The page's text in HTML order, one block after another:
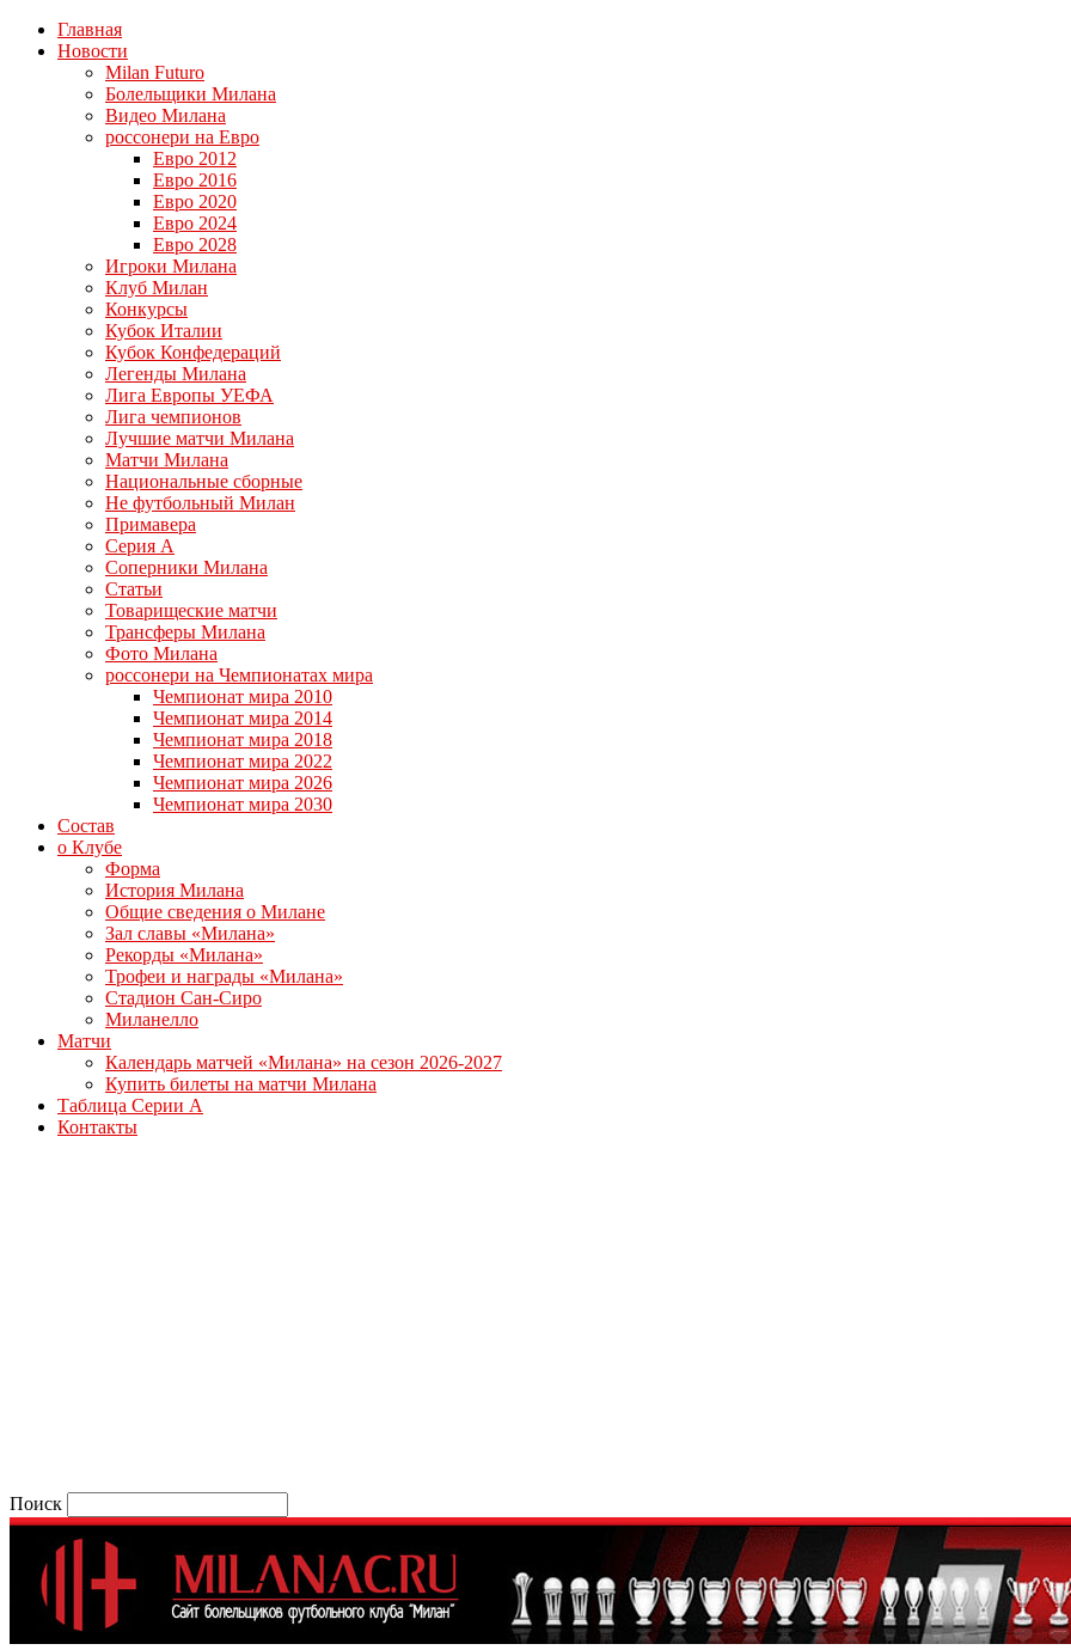
Главная
Новости
Milan Futuro
Болельщики Милана
Видео Милана
россонери на Евро
Евро 2012
Евро 2016
Евро 2020
Евро 2024
Евро 2028
Игроки Милана
Клуб Милан
Конкурсы
Кубок Италии
Кубок Конфедераций
Легенды Милана
Лига Европы УЕФА
Лига чемпионов
Лучшие матчи Милана
Матчи Милана
Национальные сборные
Не футбольный Милан
Примавера
Серия А
Соперники Милана
Статьи
Товарищеские матчи
Трансферы Милана
Фото Милана
россонери на Чемпионатах мира
Чемпионат мира 2010
Чемпионат мира 2014
Чемпионат мира 2018
Чемпионат мира 2022
Чемпионат мира 2026
Чемпионат мира 2030
Состав
о Клубе
Форма
История Милана
Общие сведения о Милане
Зал славы «Милана»
Рекорды «Милана»
Трофеи и награды «Милана»
Стадион Сан-Сиро
Миланелло
Матчи
Календарь матчей «Милана» на сезон 2026-2027
Купить билеты на матчи Милана
Таблица Серии А
Контакты
Поиск